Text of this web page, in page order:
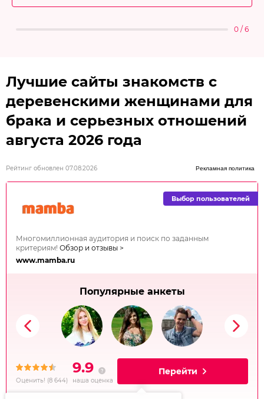
0 / 6
Лучшие сайты знакомств с
деревенскими женщинами для
брака и серьезных отношений
августа 2026 года
Рейтинг обновлен 07.08.2026 Рекламная политика
Выбор пользователей
Многомиллионная аудитория и поиск по заданным
критериям! Обзор и отзывы >
www.mamba.ru
Популярные анкеты
Оценить! (8 644)
9.9
наша оценка
Перейти